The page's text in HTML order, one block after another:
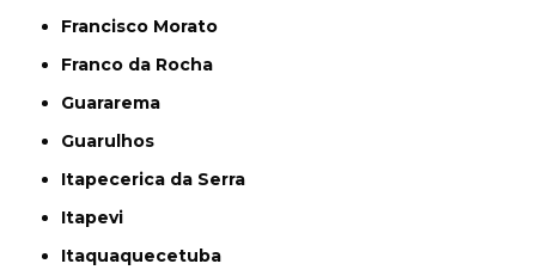
Francisco Morato
Franco da Rocha
Guararema
Guarulhos
Itapecerica da Serra
Itapevi
Itaquaquecetuba